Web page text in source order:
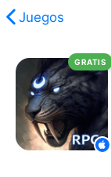
Juegos
no se encontró el
GRATIS